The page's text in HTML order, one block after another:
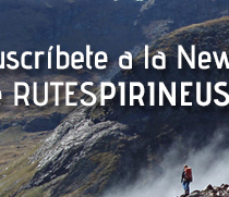
Excursiones y actividades